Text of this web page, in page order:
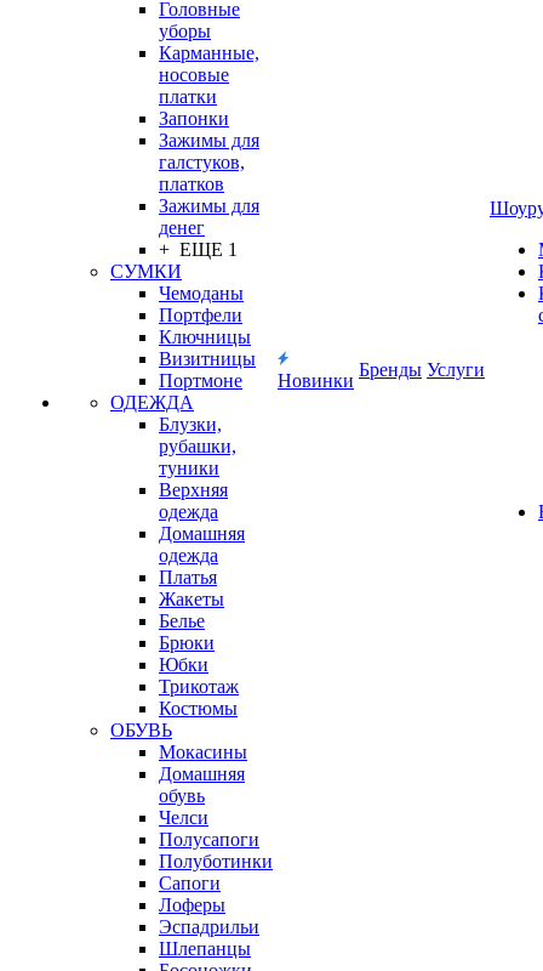
Головные
уборы
Карманные,
носовые
платки
Запонки
Зажимы для
галстуков,
платков
Зажимы для
денег
+ ЕЩЕ 1
СУМКИ
Чемоданы
Портфели
Ключницы
Визитницы
Портмоне
ОДЕЖДА
Блузки,
рубашки,
туники
Верхняя
одежда
Домашняя
одежда
Платья
Жакеты
Белье
Брюки
Юбки
Трикотаж
Костюмы
ОБУВЬ
Мокасины
Домашняя
обувь
Челси
Полусапоги
Полуботинки
Сапоги
Лоферы
Эспадрильи
Шлепанцы
Новинки
Бренды Услуги